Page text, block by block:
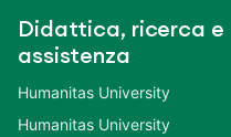
Didattica, ricerca e
assistenza
Humanitas University
Humanitas University